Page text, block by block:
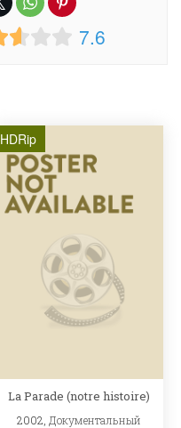
7.6
HDRip
La Parade (notre histoire)
2002, Документальный